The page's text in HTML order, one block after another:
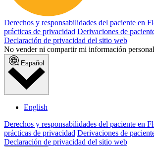
Derechos y responsabilidades del paciente en
prácticas de privacidad Derivaciones de
Declaración de privacidad del sitio web
No vender ni compartir mi información personal
Español
English
Derechos y responsabilidades del paciente en
prácticas de privacidad Derivaciones de
Declaración de privacidad del sitio web